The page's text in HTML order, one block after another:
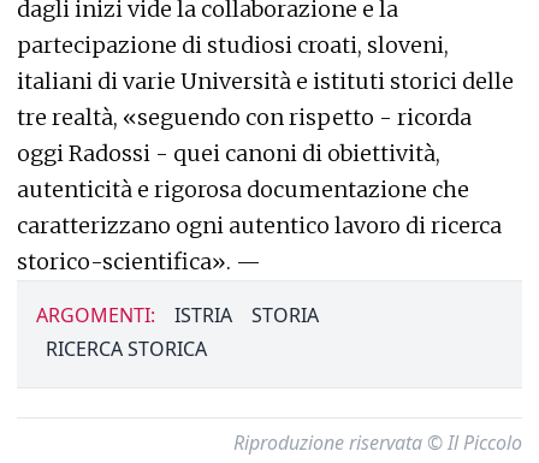
dagli inizi vide la collaborazione e la
partecipazione di studiosi croati, sloveni,
italiani di varie Università e istituti storici delle
tre realtà, «seguendo con rispetto - ricorda
oggi Radossi - quei canoni di obiettività,
autenticità e rigorosa documentazione che
caratterizzano ogni autentico lavoro di ricerca
storico-scientifica». —
ARGOMENTI: ISTRIA
STORIA
RICERCA STORICA
Riproduzione riservata © Il Piccolo